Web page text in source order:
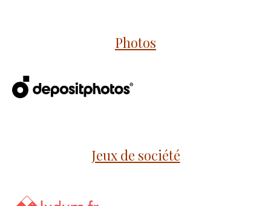
Photos
Jeux de société